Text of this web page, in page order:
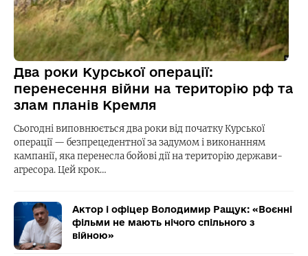
Два роки Курської операції:
перенесення війни на територію рф та
злам планів Кремля
Сьогодні виповнюється два роки від початку Курської
операції — безпрецедентної за задумом і виконанням
кампанії, яка перенесла бойові дії на територію держави-
агресора. Цей крок…
Актор і офіцер Володимир Ращук: «Воєнні
фільми не мають нічого спільного з
війною»